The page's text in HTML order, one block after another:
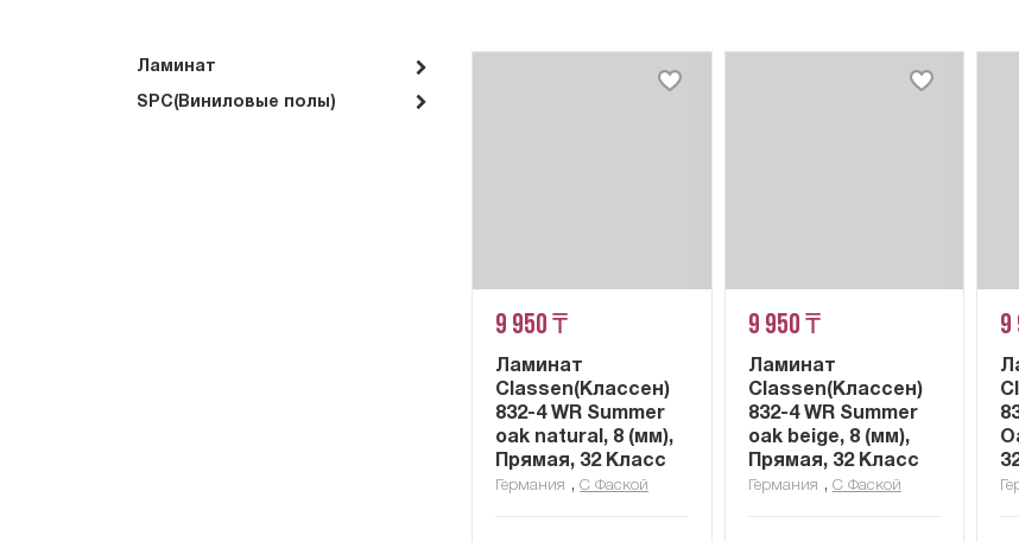
Ламинат
SPC(Виниловые полы)
9 950 ₸
Ламинат
Classen(Классен)
832-4 WR Summer
oak natural, 8 (мм),
Прямая, 32 Класс
Германия ,С Фаской
9 950 ₸
Ламинат
Classen(Классен)
832-4 WR Summer
oak beige, 8 (мм),
Прямая, 32 Класс
Германия , С Фаской
9